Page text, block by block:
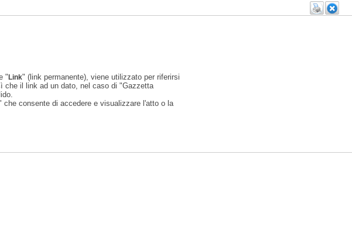
"Link" (link permanente), viene utilizzato per riferirsi
che il link ad un dato, nel caso di "Gazzetta
che consente di accedere e visualizzare l'atto o la